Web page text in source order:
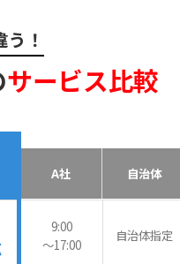
！
サービス比較
A社 自治体
9:00
〜17:00
自治体指定